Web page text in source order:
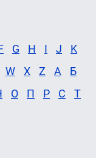
G H I J
K
W X Z А
Б
О П Р С
Т